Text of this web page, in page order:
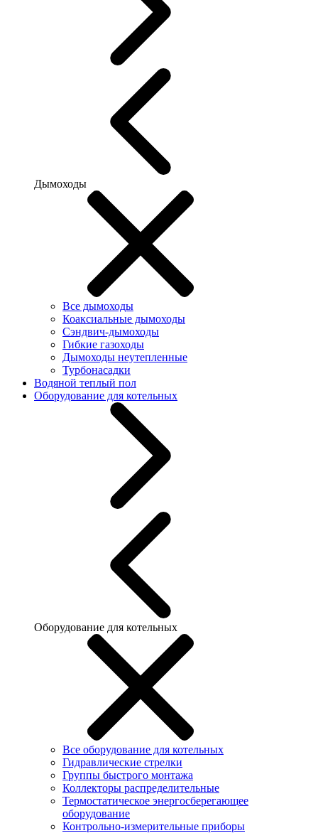
Дымоходы
Все дымоходы
Коаксиальные дымоходы
Сэндвич-дымоходы
Гибкие газоходы
Дымоходы неутепленные
Турбонасадки
Водяной теплый пол
Оборудование для котельных
Оборудование для котельных
Все оборудование для котельных
Гидравлические стрелки
Группы быстрого монтажа
Коллекторы распределительные
Термостатическое энергосберегающее
оборудование
Контрольно-измерительные приборы